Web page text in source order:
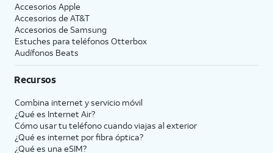
Accesorios Apple
Accesorios de AT&T
Accesorios de Samsung
Estuches para teléfonos Otterbox
Audífonos Beats
Recursos
Combina internet y servicio móvil
¿Qué es Internet Air?
Cómo usar tu teléfono cuando viajas al exterior
¿Qué es internet por fibra óptica?
¿Qué es una eSIM?